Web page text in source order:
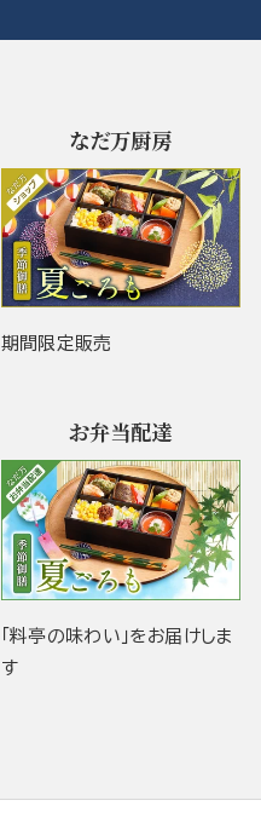
なだ万厨房
期間限定販売
お弁当配達
「料亭の味わい」をお届けしま
す